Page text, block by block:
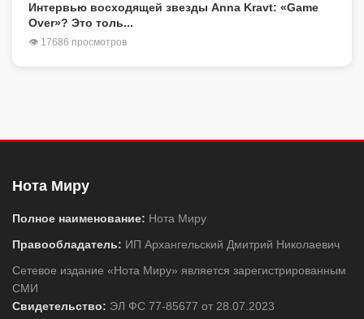
Интервью восходящей звезды Anna Kravt: «Game
Over»? Это толь...
👁 17686 просмотров
Нота Миру
Полное наименование: Нота Миру
Правообладатель: ИП Архангельский Дмитрий Николаевич
Сетевое издание «Нота Миру» является зарегистрированным
СМИ
Свидетельство: ЭЛ ФС 77-85677 от 28.07.2023